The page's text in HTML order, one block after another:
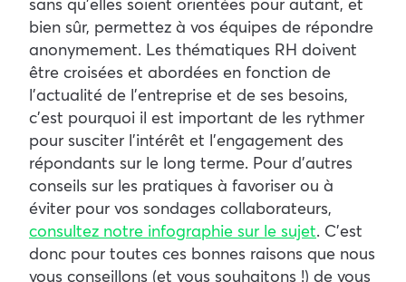
sans qu’elles soient orientées pour autant, et
bien sûr, permettez à vos équipes de répondre
anonymement. Les thématiques RH doivent
être croisées et abordées en fonction de
l’actualité de l’entreprise et de ses besoins,
c’est pourquoi il est important de les rythmer
pour susciter l’intérêt et l’engagement des
répondants sur le long terme. Pour d’autres
conseils sur les pratiques à favoriser ou à
éviter pour vos sondages collaborateurs,
consultez notre infographie sur le sujet. C’est
donc pour toutes ces bonnes raisons que nous
vous conseillons (et vous souhaitons !) de vous